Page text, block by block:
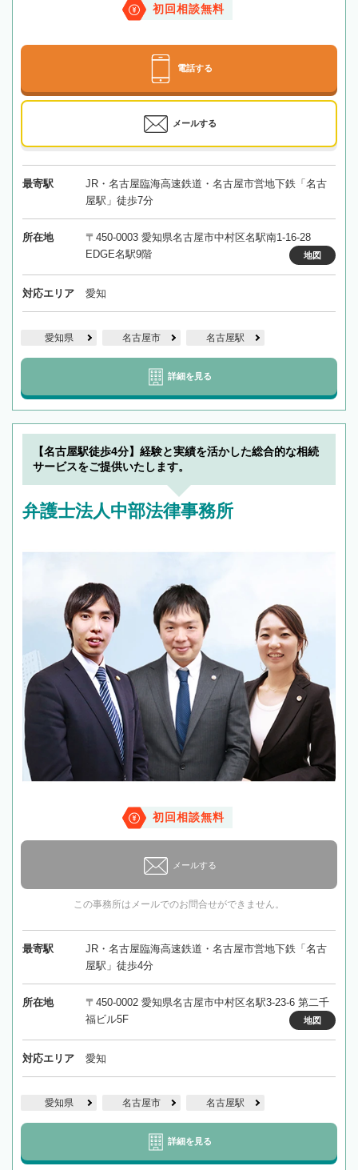
初回相談無料
電話する
メールする
最寄駅
JR・名古屋臨海高速鉄道・名古屋市営地下鉄「名古
屋駅」徒歩7分
所在地
〒450-0003 愛知県名古屋市中村区名駅南1-16-28
EDGE名駅9階
地図
対応エリア 愛知
愛知県 名古屋市 名古屋駅
詳細を見る
【名古屋駅徒歩4分】経験と実績を活かした総合的な相続
サービスをご提供いたします。
弁護士法人中部法律事務所
初回相談無料
メールする
この事務所はメールでのお問合せができません。
最寄駅
JR・名古屋臨海高速鉄道・名古屋市営地下鉄「名古
屋駅」徒歩4分
所在地
〒450-0002 愛知県名古屋市中村区名駅3-23-6 第二千
福ビル5F
地図
対応エリア 愛知
愛知県 名古屋市 名古屋駅
詳細を見る